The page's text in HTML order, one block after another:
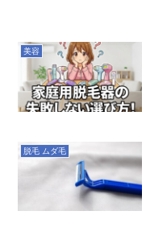
美容
脱毛 ムダ毛